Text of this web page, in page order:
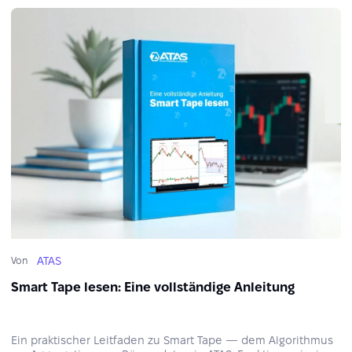
Von ATAS
Smart Tape lesen: Eine vollständige Anleitung
Ein praktischer Leitfaden zu Smart Tape — dem Algorithmus